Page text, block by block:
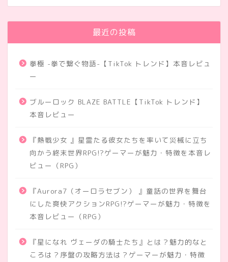
最近の投稿
拳極 -拳で繋ぐ物語-【TikTok トレンド】本音レビュ
ー
ブルーロック BLAZE BATTLE【TikTok トレンド】
本音レビュー
『熱戦少女 』星霊たる彼女たちを率いて災械に立ち
向かう終末世界RPG!?ゲーマーが魅力・特徴を本音レ
ビュー（RPG）
『Aurora7（オーロラセブン） 』童話の世界を舞台
にした爽快アクションRPG!?ゲーマーが魅力・特徴を
本音レビュー（RPG）
『星になれ ヴェーダの騎士たち』とは？魅力的なと
ころは？序盤の攻略方法は？ゲーマーが魅力・特徴